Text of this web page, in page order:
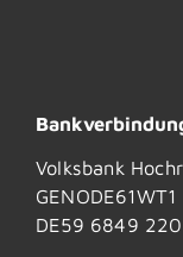
Volksbank
GENODE61WT1
DE59 6849